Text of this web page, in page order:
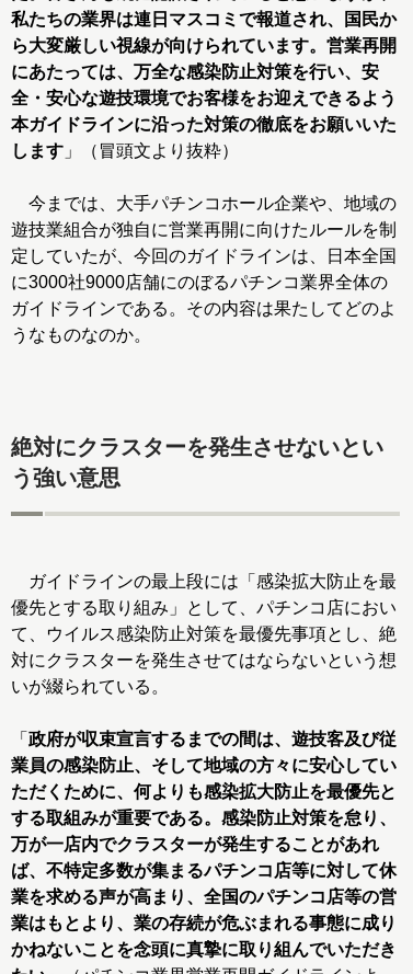
私たちの業界は連日マスコミで報道され、国民か
ら大変厳しい視線が向けられています。営業再開
にあたっては、万全な感染防止対策を行い、安
全・安心な遊技環境でお客様をお迎えできるよう
本ガイドラインに沿った対策の徹底をお願いいた
します 」（冒頭文より抜粋）
今までは、大手パチンコホール企業や、地域の
遊技業組合が独自に営業再開に向けたルールを制
定していたが、今回のガイドラインは、日本全国
に3000社9000店舗にのぼるパチンコ業界全体の
ガイドラインである。その内容は果たしてどのよ
うなものなのか。
絶対にクラスターを発生させないとい
う強い意思
ガイドラインの最上段には「感染拡大防止を最
優先とする取り組み」として、パチンコ店におい
て、ウイルス感染防止対策を最優先事項とし、絶
対にクラスターを発生させてはならないという想
いが綴られている。
「 政府が収束宣言するまでの間は、遊技客及び従
業員の感染防止、そして地域の方々に安心してい
ただくために、何よりも感染拡大防止を最優先と
する取組みが重要である。感染防止対策を怠り、
万が一店内でクラスターが発生することがあれ
ば、不特定多数が集まるパチンコ店等に対して休
業を求める声が高まり、全国のパチンコ店等の営
業はもとより、業の存続が危ぶまれる事態に成り
かねないことを念頭に真摯に取り組んでいただき